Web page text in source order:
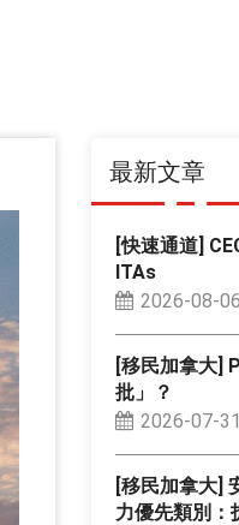
最新文章
[快速通道]
ITAs
2026-08-06
[移民加拿大]
批」？
2026-07-31
[移民加拿大]
力優先類別：